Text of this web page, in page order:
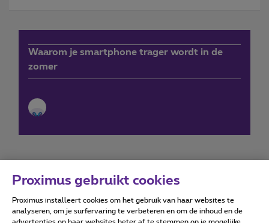
Waarom je smartphone trager wordt in de
zomer
Forumvoorwaarden Accessibility statement
Proximus gebruikt cookies
Proximus installeert cookies om het gebruik van haar websites te
analyseren, om je surfervaring te verbeteren en om de inhoud en de